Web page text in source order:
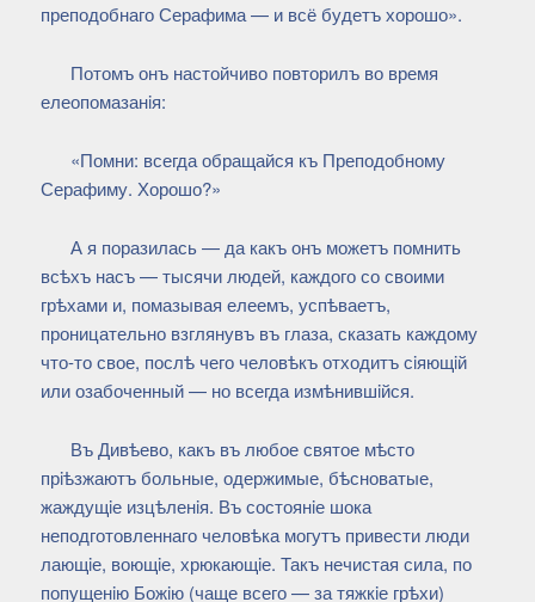
преподобнаго Серафима — и всё будетъ хорошо».
Потомъ онъ настойчиво повторилъ во время
елеопомазанiя:
«Помни: всегда обращайся къ Преподобному
Серафиму. Хорошо?»
А я поразилась — да какъ онъ можетъ помнить
всѣхъ насъ — тысячи людей, каждого со своими
грѣхами и, помазывая елеемъ, успѣваетъ,
проницательно взглянувъ въ глаза, сказать каждому
что-то свое, послѣ чего человѣкъ отходитъ сiяющiй
или озабоченный — но всегда измѣнившiйся.
Въ Дивѣево, какъ въ любое святое мѣсто
прiѣзжаютъ больные, одержимые, бѣсноватые,
жаждущiе изцѣленiя. Въ состоянiе шока
неподготовленнаго человѣка могутъ привести люди
лающiе, воющiе, хрюкающiе. Такъ нечистая сила, по
попущенiю Божiю (чаще всего — за тяжкiе грѣхи)